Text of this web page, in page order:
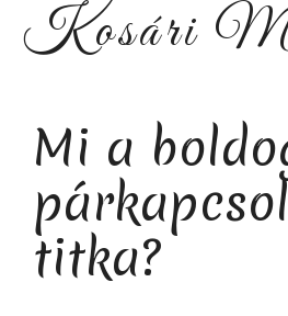
Kilépés
Kosári
Mi a
titka?